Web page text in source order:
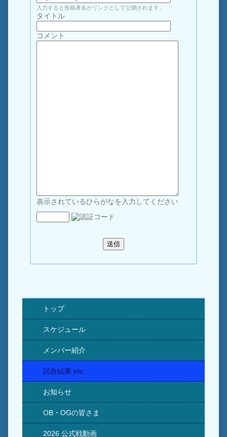
入力すると投稿者名がリンクとして公開されます。
タイトル
コメント
表示されているひらがなを入力してください
トップ
スケジュール
メンバー紹介
試合結果 etc...
お知らせ
OB・OGの皆さま
2026 公式戦動画